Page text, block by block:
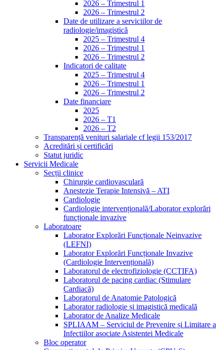
2026 – Trimestrul 1
2026 – Trimestrul 2
Date de utilizare a serviciilor de
radiologie/imagistică
2025 – Trimestrul 4
2026 – Trimestrul 1
2026 – Trimestrul 2
Indicatori de calitate
2025 – Trimestrul 4
2026 – Trimestrul 1
2026 – Trimestrul 2
Date financiare
2025
2026 – T1
2026 – T2
Transparență venituri salariale cf legii 153/2017
Acreditări și certificări
Statut juridic
Servicii Medicale
Secții clinice
Chirurgie cardiovasculară
Anestezie Terapie Intensivă – ATI
Cardiologie
Cardiologie intervențională/Laborator explorări
funcționale invazive
Laboratoare
Laborator Explorări Funcționale Neinvazive
(LEFNI)
Laborator Explorări Funcționale Invazive
(Cardiologie Intervențională)
Laboratorul de electrofiziologie (CCTIFA)
Laboratorul de pacing cardiac (Stimulare
Cardiacă)
Laboratorul de Anatomie Patologică
Laborator radiologie și imagistică medicală
Laborator de Analize Medicale
SPLIAAM – Serviciul de Prevenire și Limitare a
Infectiilor asociate Asistentei Medicale
Bloc operator